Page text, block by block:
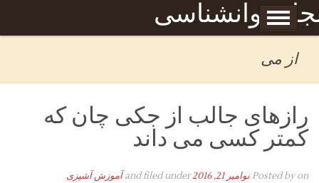
روانشناسی
Skip to content
برگه نمونه
از می
رازهای جالب از جکی چان که
کمتر کسی می داند
Posted byon نوامبر 21, 2016 and filed under آموزش آشپزی